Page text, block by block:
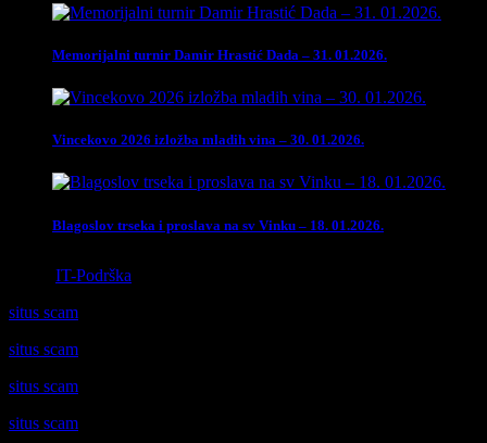
Memorijalni turnir Damir Hrastić Dada – 31. 01.2026.
Vincekovo 2026 izložba mladih vina – 30. 01.2026.
Blagoslov trseka i proslava na sv Vinku – 18. 01.2026.
IT-Podrška
situs scam
situs scam
situs scam
situs scam